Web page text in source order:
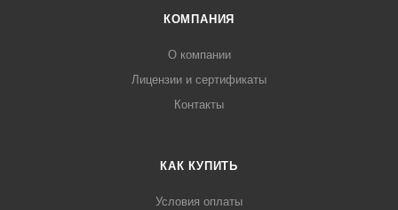
КОМПАНИЯ
О компании
Лицензии и сертификаты
Контакты
КАК КУПИТЬ
Условия оплаты